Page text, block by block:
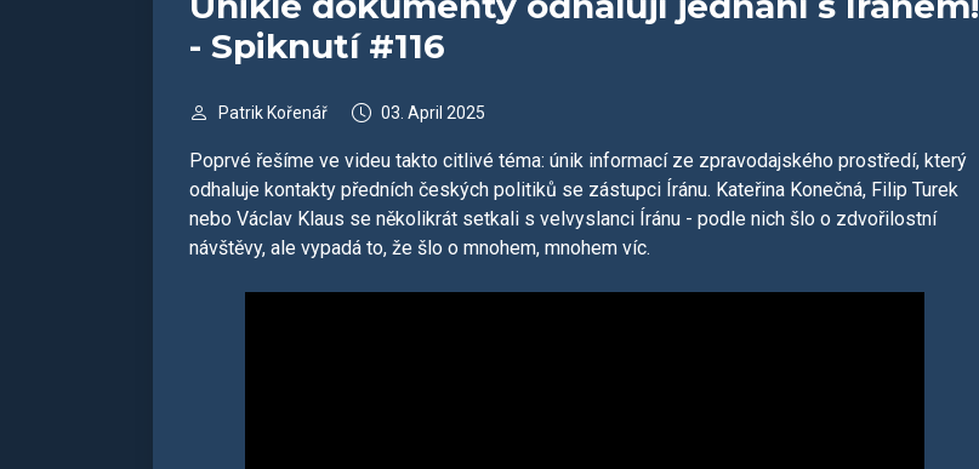
- Spiknutí #116
Patrik Kořenář 03. April 2025
Poprvé řešíme ve videu takto citlivé téma: únik informací ze zpravodajského prostředí, který
odhaluje kontakty předních českých politiků se zástupci Íránu. Kateřina Konečná, Filip Turek
nebo Václav Klaus se několikrát setkali s velvyslanci Íránu - podle nich šlo o zdvořilostní
návštěvy, ale vypadá to, že šlo o mnohem, mnohem víc.